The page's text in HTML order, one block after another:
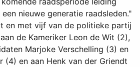
nieuwe generatie raadsleden."
en met vijf van de politieke partij
de Kameriker Leon de Wit (2),
Marjoke Verschelling (3) en
(4) en aan Henk van der Griendt